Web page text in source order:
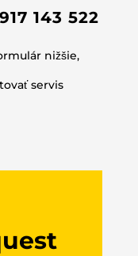
143 522
nižšie,
servis